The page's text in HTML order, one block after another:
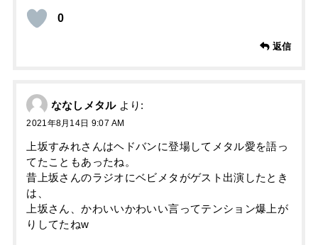
0
返信
ななしメタル より:
2021年8月14日 9:07 AM
上坂すみれさんはヘドバンに登場してメタル愛を語っ
てたこともあったね。
昔上坂さんのラジオにベビメタがゲスト出演したとき
は、
上坂さん、かわいいかわいい言ってテンション爆上が
りしてたねw